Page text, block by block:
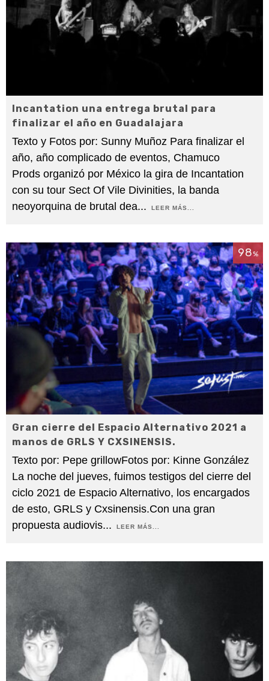
Incantation una entrega brutal para
finalizar el año en Guadalajara
Texto y Fotos por: Sunny Muñoz Para finalizar el
año, año complicado de eventos, Chamuco
Prods organizó por México la gira de Incantation
con su tour Sect Of Vile Divinities, la banda
neoyorquina de brutal dea... LEER MÁS...
98%
Gran cierre del Espacio Alternativo 2021 a
manos de GRLS Y CXSINENSIS.
Texto por: Pepe grillowFotos por: Kinne González
La noche del jueves, fuimos testigos del cierre del
ciclo 2021 de Espacio Alternativo, los encargados
de esto, GRLS y Cxsinensis.Con una gran
propuesta audiovis... LEER MÁS...